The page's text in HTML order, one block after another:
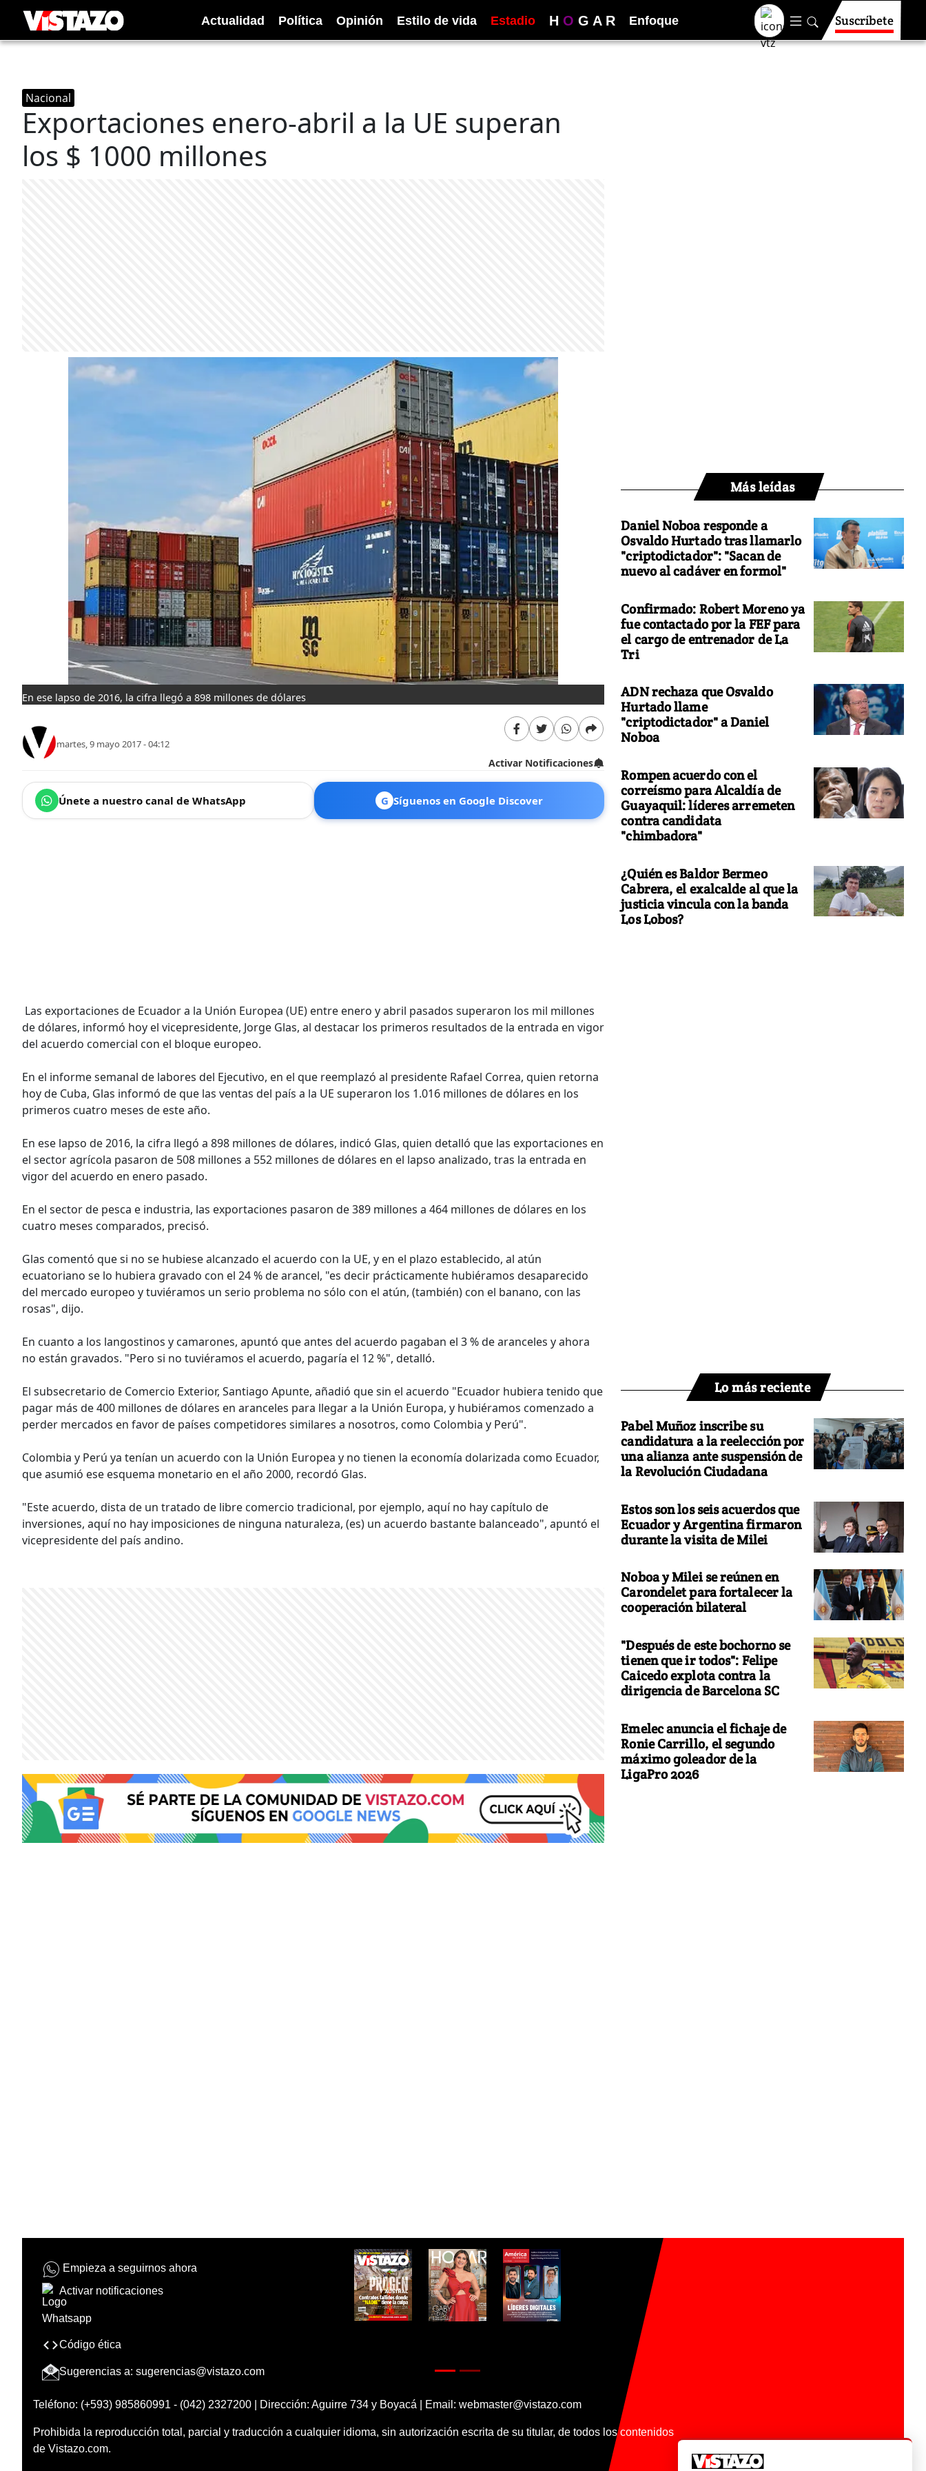
Actualidad Política Opinión Estilo de vida Estadio H O G A R Enfoque Suscríbete
Nacional
Exportaciones enero-abril a la UE superan
los $ 1000 millones
En ese lapso de 2016, la cifra llegó a 898 millones de dólares
martes, 9 mayo 2017 - 04:12
Activar Notificaciones
Únete a nuestro canal de WhatsApp G Síguenos en Google Discover
Las exportaciones de Ecuador a la Unión Europea (UE) entre enero y abril pasados superaron los mil millones
de dólares, informó hoy el vicepresidente, Jorge Glas, al destacar los primeros resultados de la entrada en vigor
del acuerdo comercial con el bloque europeo.
En el informe semanal de labores del Ejecutivo, en el que reemplazó al presidente Rafael Correa, quien retorna
hoy de Cuba, Glas informó de que las ventas del país a la UE superaron los 1.016 millones de dólares en los
primeros cuatro meses de este año.
En ese lapso de 2016, la cifra llegó a 898 millones de dólares, indicó Glas, quien detalló que las exportaciones en
el sector agrícola pasaron de 508 millones a 552 millones de dólares en el lapso analizado, tras la entrada en
vigor del acuerdo en enero pasado.
En el sector de pesca e industria, las exportaciones pasaron de 389 millones a 464 millones de dólares en los
cuatro meses comparados, precisó.
Glas comentó que si no se hubiese alcanzado el acuerdo con la UE, y en el plazo establecido, al atún
ecuatoriano se lo hubiera gravado con el 24 % de arancel, "es decir prácticamente hubiéramos desaparecido
del mercado europeo y tuviéramos un serio problema no sólo con el atún, (también) con el banano, con las
rosas", dijo.
En cuanto a los langostinos y camarones, apuntó que antes del acuerdo pagaban el 3 % de aranceles y ahora
no están gravados. "Pero si no tuviéramos el acuerdo, pagaría el 12 %", detalló.
El subsecretario de Comercio Exterior, Santiago Apunte, añadió que sin el acuerdo "Ecuador hubiera tenido que
pagar más de 400 millones de dólares en aranceles para llegar a la Unión Europa, y hubiéramos comenzado a
perder mercados en favor de países competidores similares a nosotros, como Colombia y Perú".
Colombia y Perú ya tenían un acuerdo con la Unión Europea y no tienen la economía dolarizada como Ecuador,
que asumió ese esquema monetario en el año 2000, recordó Glas.
"Este acuerdo, dista de un tratado de libre comercio tradicional, por ejemplo, aquí no hay capítulo de
inversiones, aquí no hay imposiciones de ninguna naturaleza, (es) un acuerdo bastante balanceado", apuntó el
vicepresidente del país andino.
Más leídas
Daniel Noboa responde a
Osvaldo Hurtado tras llamarlo
"criptodictador": "Sacan de
nuevo al cadáver en formol"
Confirmado: Robert Moreno ya
fue contactado por la FEF para
el cargo de entrenador de La
Tri
ADN rechaza que Osvaldo
Hurtado llame
"criptodictador" a Daniel
Noboa
Rompen acuerdo con el
correísmo para Alcaldía de
Guayaquil: líderes arremeten
contra candidata
"chimbadora"
¿Quién es Baldor Bermeo
Cabrera, el exalcalde al que la
justicia vincula con la banda
Los Lobos?
Lo más reciente
Pabel Muñoz inscribe su
candidatura a la reelección por
una alianza ante suspensión de
la Revolución Ciudadana
Estos son los seis acuerdos que
Ecuador y Argentina firmaron
durante la visita de Milei
Noboa y Milei se reúnen en
Carondelet para fortalecer la
cooperación bilateral
"Después de este bochorno se
tienen que ir todos": Felipe
Caicedo explota contra la
dirigencia de Barcelona SC
Emelec anuncia el fichaje de
Ronie Carrillo, el segundo
máximo goleador de la
LigaPro 2026
Empieza a seguirnos ahora
Activar notificaciones
Código ética
Sugerencias a: sugerencias@vistazo.com
Teléfono: (+593) 985860991 - (042) 2327200 | Dirección: Aguirre 734 y Boyacá | Email: webmaster@vistazo.com
Prohibida la reproducción total, parcial y traducción a cualquier idioma, sin autorización escrita de su titular, de todos los contenidos
de Vistazo.com.